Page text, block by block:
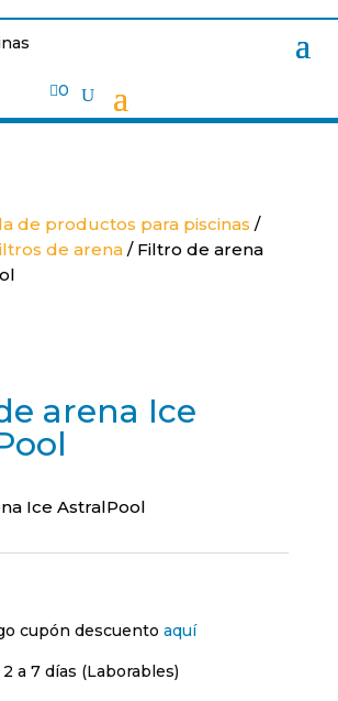
0
de productos para piscinas /
de arena/ Filtro de arena
arena Ice
Ice AstralPool
cupón descuento aquí
a 7 días (Laborables)